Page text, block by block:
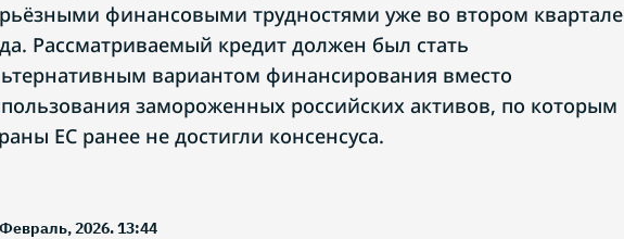
финансовыми трудностями уже во втором квартале
Рассматриваемый кредит должен был стать
вариантом финансирования вместо
замороженных российских активов, по которым
ЕС ранее не достигли консенсуса.
2026. 13:44